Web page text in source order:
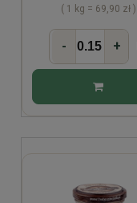
( 1 kg = 69,90 zł )
- +